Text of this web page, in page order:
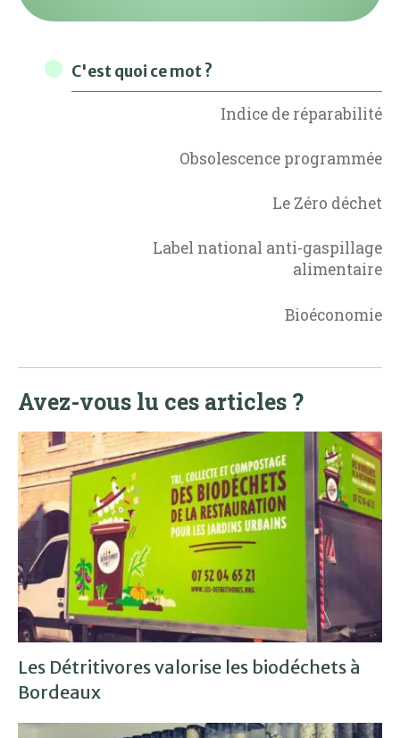
C'est quoi ce mot ?
Indice de réparabilité
Obsolescence programmée
Le Zéro déchet
Label national anti-gaspillage
alimentaire
Bioéconomie
Avez-vous lu ces articles ?
Les Détritivores valorise les biodéchets à
Bordeaux